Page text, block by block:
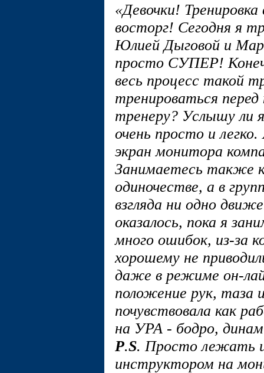
«Девочки!
восторг! Сегодня я
Юлией Дыговой и
просто СУПЕР!
весь процесс такой
тренироваться
тренеру? Услышу ли
очень просто и
экран монитора
Занимаетесь также
одиночестве, а в
взгляда ни одно
оказалось, пока я
много ошибок, из-за
хорошему не
даже в режиме он-
положение рук, таза
почувствовала как
на УРА - бодро,
Р.S. Просто лежать
инструктором на